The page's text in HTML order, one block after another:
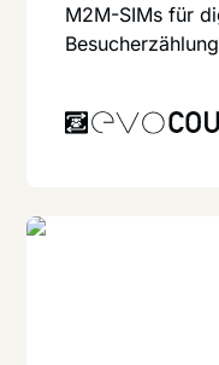
M2M-SIMs für
Besucherzählung